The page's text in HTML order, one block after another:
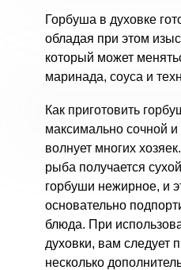
Горбуша в духовке
обладая при этом
который может
маринада, соуса и
Как приготовить
максимально сочной и
волнует многих
рыба получается
горбуши нежирное, и
основательно
блюда. При
духовки, вам следует
несколько